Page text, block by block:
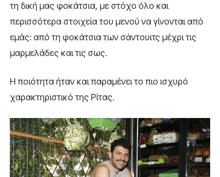
τη δική μας φοκάτσια, με στόχο όλο και
περισσότερα στοιχεία του μενού να γίνονται από
εμάς: από τη φοκάτσια των σάντουιτς μέχρι τις
μαρμελάδες και τις σως.
Η ποιότητα ήταν και παραμένει το πιο ισχυρό
χαρακτηριστικό της Ρίτας.